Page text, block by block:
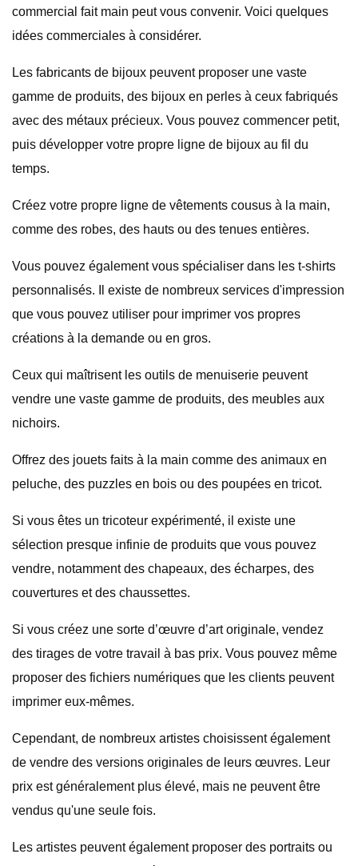
commercial fait main peut vous convenir. Voici quelques
idées commerciales à considérer.
Les fabricants de bijoux peuvent proposer une vaste
gamme de produits, des bijoux en perles à ceux fabriqués
avec des métaux précieux. Vous pouvez commencer petit,
puis développer votre propre ligne de bijoux au fil du
temps.
Créez votre propre ligne de vêtements cousus à la main,
comme des robes, des hauts ou des tenues entières.
Vous pouvez également vous spécialiser dans les t-shirts
personnalisés. Il existe de nombreux services d'impression
que vous pouvez utiliser pour imprimer vos propres
créations à la demande ou en gros.
Ceux qui maîtrisent les outils de menuiserie peuvent
vendre une vaste gamme de produits, des meubles aux
nichoirs.
Offrez des jouets faits à la main comme des animaux en
peluche, des puzzles en bois ou des poupées en tricot.
Si vous êtes un tricoteur expérimenté, il existe une
sélection presque infinie de produits que vous pouvez
vendre, notamment des chapeaux, des écharpes, des
couvertures et des chaussettes.
Si vous créez une sorte d’œuvre d’art originale, vendez
des tirages de votre travail à bas prix. Vous pouvez même
proposer des fichiers numériques que les clients peuvent
imprimer eux-mêmes.
Cependant, de nombreux artistes choisissent également
de vendre des versions originales de leurs œuvres. Leur
prix est généralement plus élevé, mais ne peuvent être
vendus qu'une seule fois.
Les artistes peuvent également proposer des portraits ou